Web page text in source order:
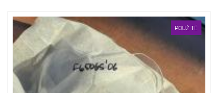
POUŽITÉ